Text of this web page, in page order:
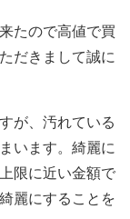
たので高値で買
だきまして誠に
が、汚れている
います。綺麗に
限に近い金額で
麗にすることを